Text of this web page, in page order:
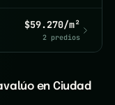
$59.270/m²
2 predios
en Ciudad